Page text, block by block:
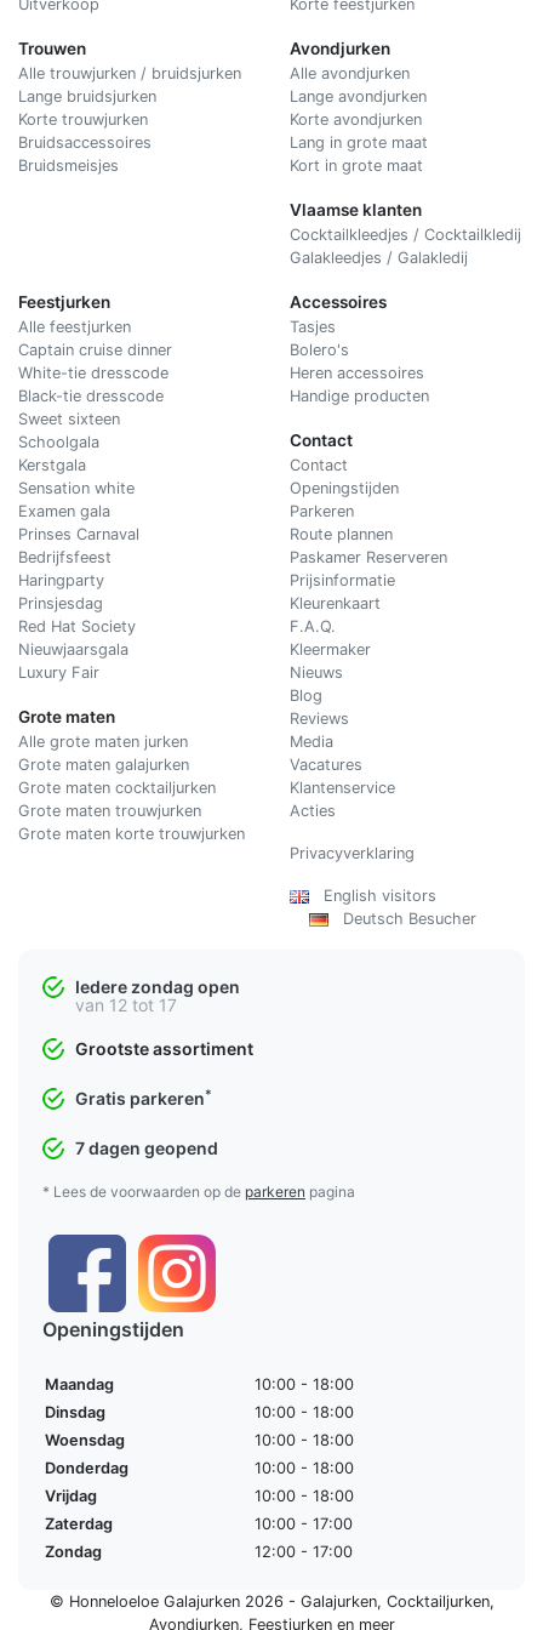
Uitverkoop
Trouwen
Alle trouwjurken / bruidsjurken
Lange bruidsjurken
Korte trouwjurken
Bruidsaccessoires
Bruidsmeisjes
Korte feestjurken
Avondjurken
Alle avondjurken
Lange avondjurken
Korte avondjurken
Lang in grote maat
Kort in grote maat
Vlaamse klanten
Cocktailkleedjes / Cocktailkledij
Galakleedjes / Galakledij
Feestjurken
Alle feestjurken
Captain cruise dinner
White-tie dresscode
Black-tie dresscode
Sweet sixteen
Schoolgala
Kerstgala
Sensation white
Examen gala
Prinses Carnaval
Bedrijfsfeest
Haringparty
Prinsjesdag
Red Hat Society
Nieuwjaarsgala
Luxury Fair
Grote maten
Alle grote maten jurken
Grote maten galajurken
Grote maten cocktailjurken
Grote maten trouwjurken
Grote maten korte trouwjurken
Accessoires
Tasjes
Bolero's
Heren accessoires
Handige producten
Contact
Contact
Openingstijden
Parkeren
Route plannen
Paskamer Reserveren
Prijsinformatie
Kleurenkaart
F.A.Q.
Kleermaker
Nieuws
Blog
Reviews
Media
Vacatures
Klantenservice
Acties
Privacyverklaring
English visitors
Deutsch Besucher
Iedere zondag open
van 12 tot 17
Grootste assortiment
Gratis parkeren*
7 dagen geopend
* Lees de voorwaarden op de parkeren pagina
Openingstijden
Maandag
10:00 - 18:00
Dinsdag
10:00 - 18:00
Woensdag
10:00 - 18:00
Donderdag
10:00 - 18:00
Vrijdag
10:00 - 18:00
Zaterdag
10:00 - 17:00
Zondag
12:00 - 17:00
© Honneloeloe Galajurken 2026 - Galajurken, Cocktailjurken,
Avondjurken, Feestjurkenen meer